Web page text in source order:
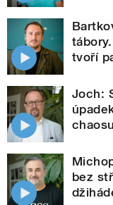
tvoří
Joch:
bez